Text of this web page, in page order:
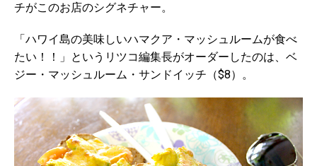
チがこのお店のシグネチャー。
「ハワイ島の美味しいハマクア・マッシュルームが食べ
たい！！」というリツコ編集長がオーダーしたのは、ベ
ジー・マッシュルーム・サンドイッチ（$8）。